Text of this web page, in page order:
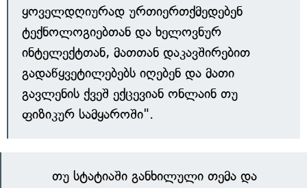
ყოველდღიურად ურთიერთქმედებენ
ტექნოლოგიებთან და ხელოვნურ
ინტელექტთან, მათთან დაკავშირებით
გადაწყვეტილებებს იღებენ და მათი
გავლენის ქვეშ ექცევიან ონლაინ თუ
ფიზიკურ სამყაროში".
თუ სტატიაში განხილული თემა და